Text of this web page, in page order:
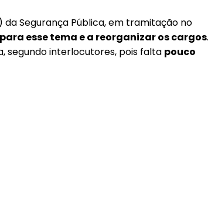
Segurança Pública, em tramitação no
esse tema e a reorganizar os cargos.
segundo interlocutores, pois falta pouco